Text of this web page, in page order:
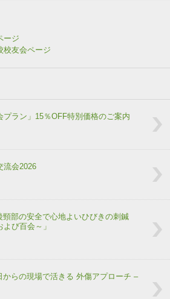
ージ
校友会ページ
プラン」15％OFF特別価格のご案内
流会2026
頸部の安全で心地よいひびきの刺鍼
び百会～」
からの現場で活きる 外傷アプローチ –